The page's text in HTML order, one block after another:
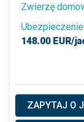
Zwierzę
148.00 EUR/
ZAPYTAJ O